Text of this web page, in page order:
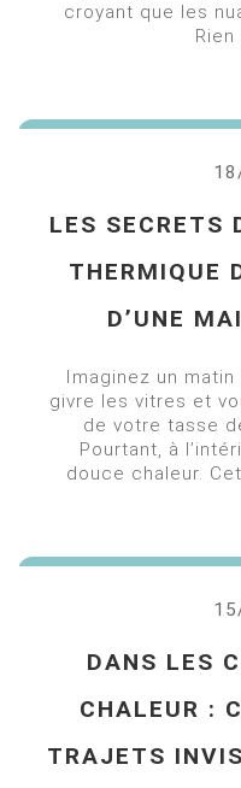
croyant que les
Rien
LES SECRETS
THERMIQUE
D’UNE
Imaginez un matin
givre les vitres et
de votre tasse
Pourtant, à
douce chaleur.
DANS LES
CHALEUR :
TRAJETS